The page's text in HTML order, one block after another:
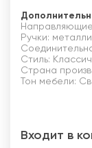
Ручки:
Стиль:
Страна
Тон мебели:
Входит в